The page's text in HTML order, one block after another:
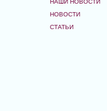
НАШИ НОВОСТИ
НОВОСТИ
СТАТЬИ